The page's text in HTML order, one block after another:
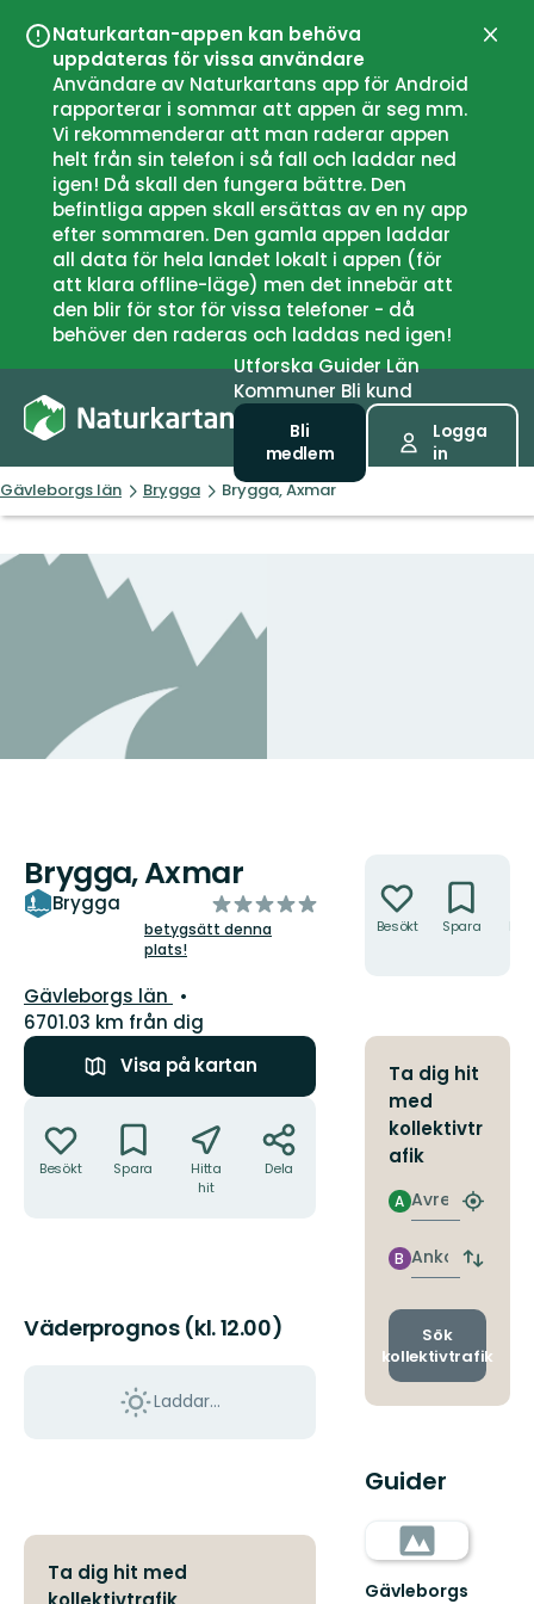
Naturkartan-appen kan behöva
uppdateras för vissa användare
Användare av Naturkartans app för Android
rapporterar i sommar att appen är seg mm.
Vi rekommenderar att man raderar appen
helt från sin telefon i så fall och laddar ned
igen! Då skall den fungera bättre. Den
befintliga appen skall ersättas av en ny app
efter sommaren. Den gamla appen laddar
all data för hela landet lokalt i appen (för
att klara offline-läge) men det innebär att
den blir för stor för vissa telefoner - då
behöver den raderas och laddas ned igen!
UtforskaGuiderLän
Kommuner Bli kund
Bli
medlem
Logga
in
Gävleborgs län Brygga Brygga, Axmar
Brygga, Axmar
Brygga
av
5
betygsätt denna
plats!
Län:
Gävleborgs län
6701.03 km från dig
Visa på kartan
Besökt Spara
Hitta
hit
Dela
Väderprognos (kl. 12.00)
Laddar...
Ta dig hit med
Besökt Spara
Ta dig hit
med
kollektivtr
afik
Avresa
A
Hitta
Ankomst
B
Byt
och
Sök
kollektivtrafik
Guider
Gävleborgs